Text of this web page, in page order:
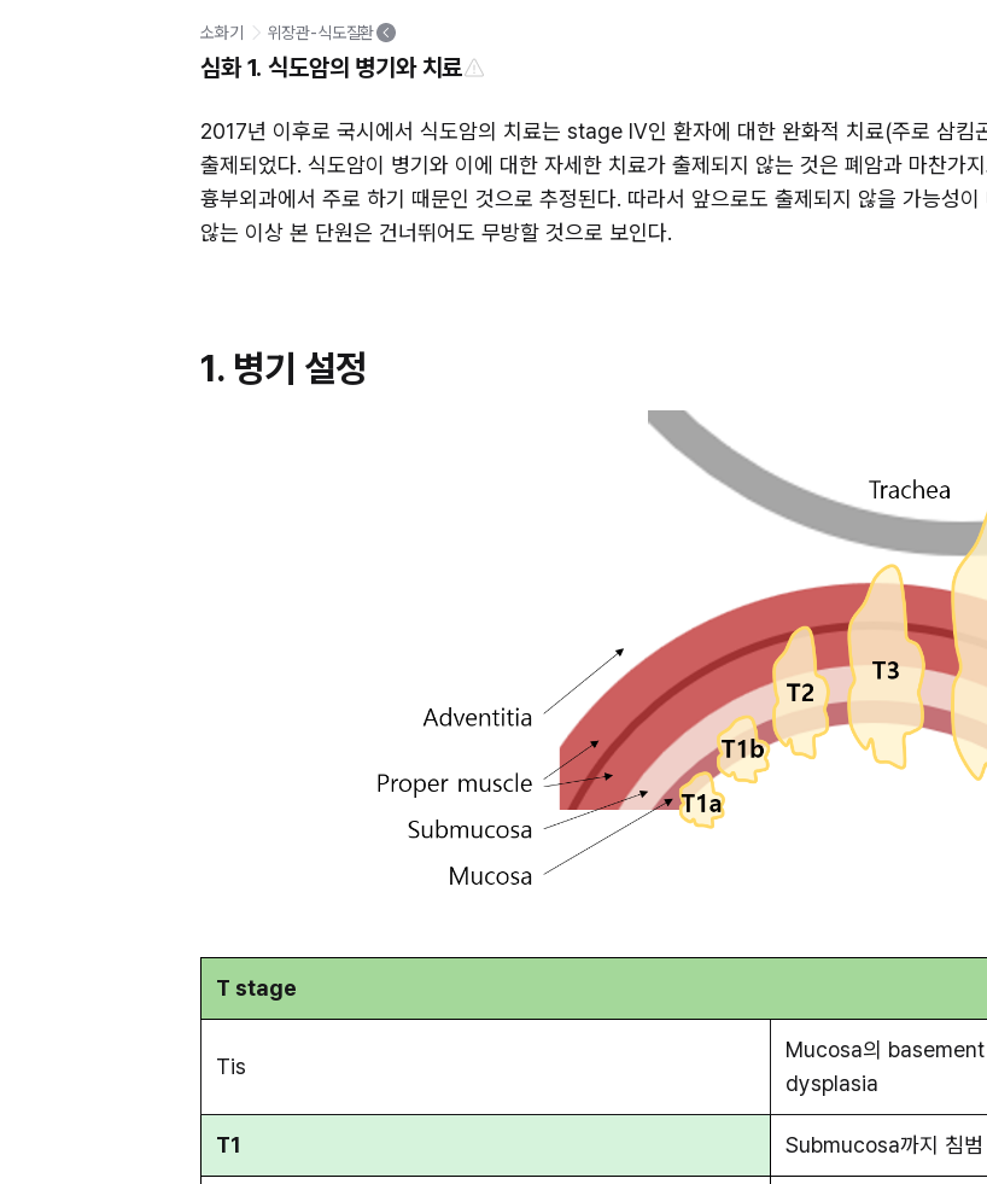
소화기 위장관-식도질환
심화 1. 식도암의 병기와 치료
2017년 이후로 국시에서 식도암의 치료는 stage IV인 환자에 대한 완화적 치료(주로 삼
출제되었다. 식도암이 병기와 이에 대한 자세한 치료가 출제되지 않는 것은 폐암과 마찬가
흉부외과에서 주로 하기 때문인 것으로 추정된다. 따라서 앞으로도 출제되지 않을 가능성
않는 이상 본 단원은 건너뛰어도 무방할 것으로 보인다.
1. 병기 설정
T stage
Tis
Mucosa의
dysplasia
T1 Submucosa까지 침범